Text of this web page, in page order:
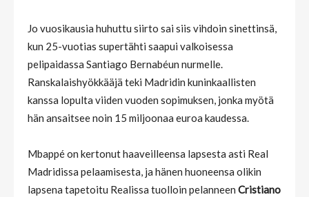
Jo vuosikausia huhuttu siirto sai siis vihdoin sinettinsä,
kun 25-vuotias supertähti saapui valkoisessa
pelipaidassa Santiago Bernabéun nurmelle.
Ranskalaishyökkääjä teki Madridin kuninkaallisten
kanssa lopulta viiden vuoden sopimuksen, jonka myötä
hän ansaitsee noin 15 miljoonaa euroa kaudessa.
Mbappé on kertonut haaveilleensa lapsesta asti Real
Madridissa pelaamisesta, ja hänen huoneensa olikin
lapsena tapetoitu Realissa tuolloin pelanneen Cristiano